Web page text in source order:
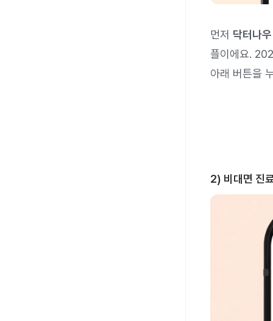
먼저 닥터나우
플이에요.
아래 버튼을
2) 비대면 진